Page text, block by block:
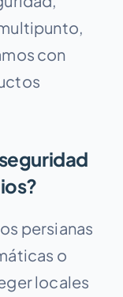
con
persianas
o
locales